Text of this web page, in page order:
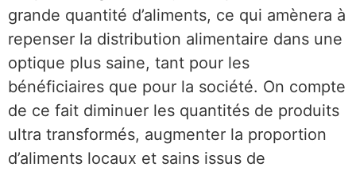
grande quantité d’aliments, ce qui amènera à
repenser la distribution alimentaire dans une
optique plus saine, tant pour les
bénéficiaires que pour la société. On compte
de ce fait diminuer les quantités de produits
ultra transformés, augmenter la proportion
d’aliments locaux et sains issus de